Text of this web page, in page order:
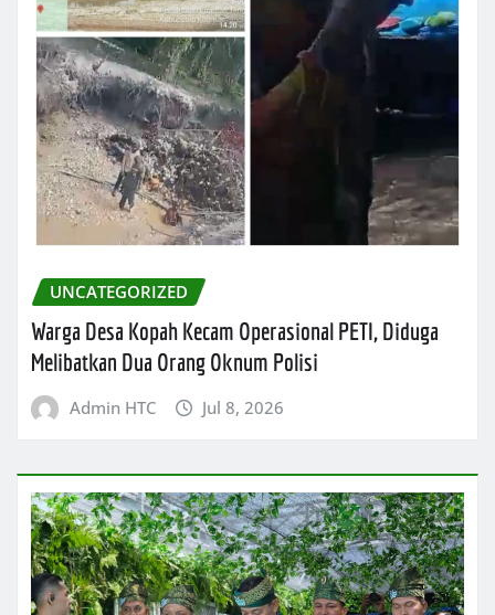
UNCATEGORIZED
Warga Desa Kopah Kecam Operasional PETI, Diduga
Melibatkan Dua Orang Oknum Polisi
Admin HTC Jul 8, 2026